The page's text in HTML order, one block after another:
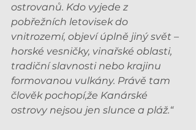
ostrovanů. Kdo vyjede z
pobřežních letovisek do
vnitrozemí, objeví úplně jiný svět –
horské vesničky, vinařské oblasti,
tradiční slavnosti nebo krajinu
formovanou vulkány. Právě tam
člověk pochopí,že Kanárské
ostrovy nejsou jen slunce a pláž.“